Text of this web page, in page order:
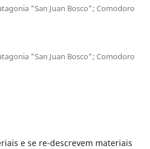
"San Juan Bosco"; Comodoro
"San Juan Bosco"; Comodoro
e se re-descrevem materiais